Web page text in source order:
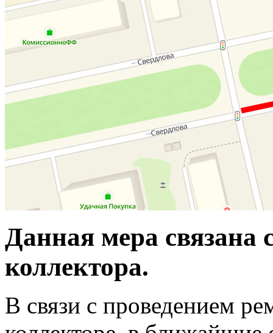
Данная мера связана
коллектора.
В связи с проведением